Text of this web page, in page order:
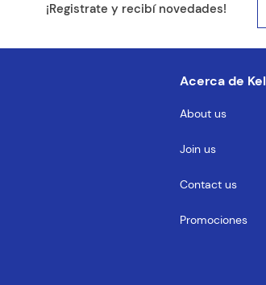
¡Registrate y recibí novedades!
Acerca de Kel
About us
Join us
Contact us
Promociones